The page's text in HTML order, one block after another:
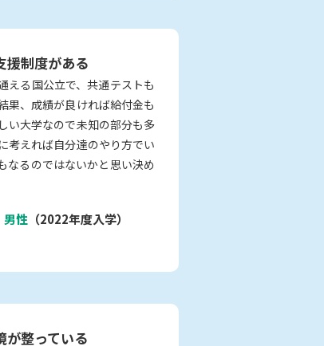
援制度がある
える国公立で、共通テストも
果、成績が良ければ給付金も
い大学なので未知の部分も多
考えれば自分達のやり方でい
なるのではないかと思い決め
男性 （2022年度入学）
が整っている